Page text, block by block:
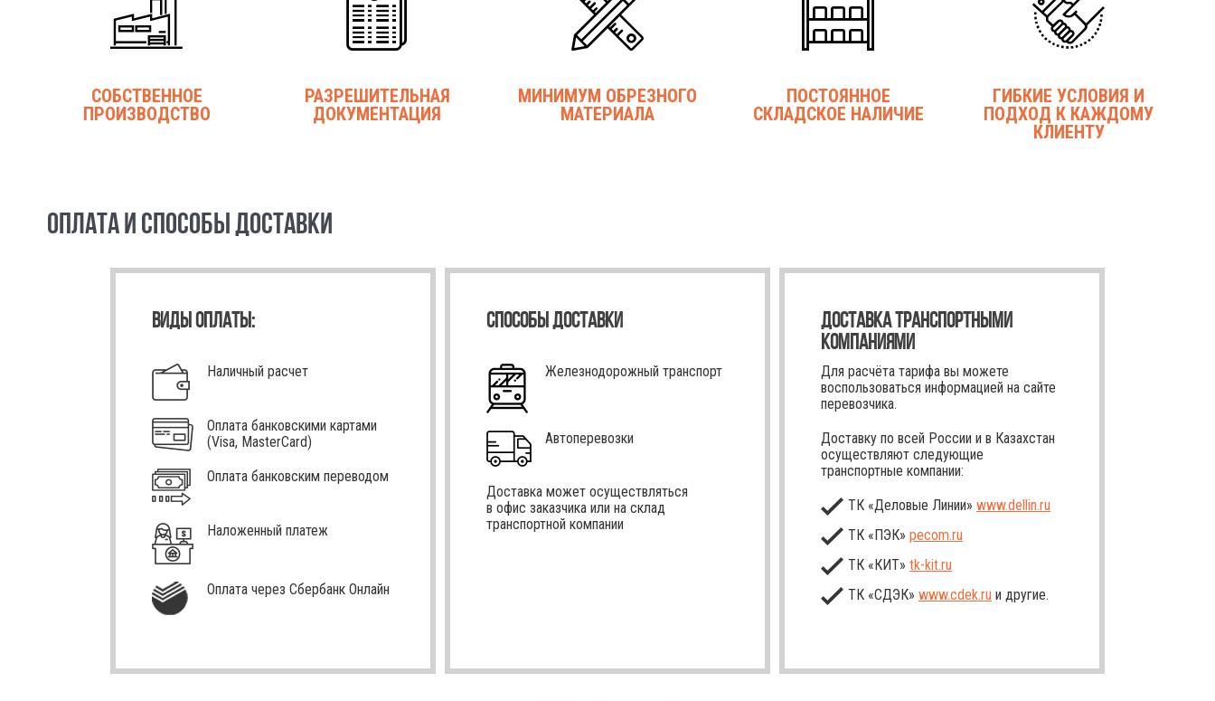
СОБСТВЕННОЕ
ПРОИЗВОДСТВО
РАЗРЕШИТЕЛЬНАЯ
ДОКУМЕНТАЦИЯ
МИНИМУМ ОБРЕЗНОГО
МАТЕРИАЛА
ПОСТОЯННОЕ
СКЛАДСКОЕ НАЛИЧИЕ
ГИБКИЕ УСЛОВИЯ И
ПОДХОД К КАЖДОМУ
КЛИЕНТУ
ОПЛАТА И СПОСОБЫ ДОСТАВКИ
ВИДЫ ОПЛАТЫ:
Наличный расчет
Оплата банковскими картами
(Visa, MasterCard)
Оплата банковским переводом
Наложенный платеж
Оплата через Сбербанк Онлайн
СПОСОБЫ ДОСТАВКИ
Железнодорожный транспорт
Автоперевозки
Доставка может осуществляться
в офис заказчика или на склад
транспортной компании
ДОСТАВКА ТРАНСПОРТНЫМИ
КОМПАНИЯМИ
Для расчёта тарифа вы можете
воспользоваться информацией на сайте
перевозчика.
Доставку по всей России и в Казахстан
осуществляют следующие
транспортные компании:
ТК «Деловые Линии» www.dellin.ru
ТК «ПЭК» pecom.ru
ТК «КИТ» tk-kit.ru
ТК «СДЭК» www.cdek.ru и другие.